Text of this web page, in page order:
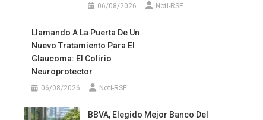
06/08/2026 Noti-RSE
Llamando A La Puerta De Un
Nuevo Tratamiento Para El
Glaucoma: El Colirio
Neuroprotector
06/08/2026 Noti-RSE
BBVA, Elegido Mejor Banco Del